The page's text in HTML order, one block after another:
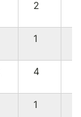
2
1
4
1